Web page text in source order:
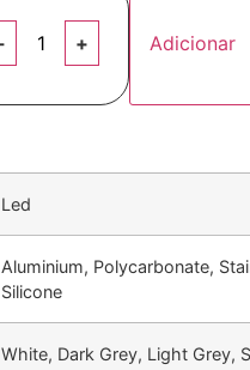
Adicionar
Led
Aluminium, Polycarbonate,
Silicone
White, Dark Grey, Light Grey,